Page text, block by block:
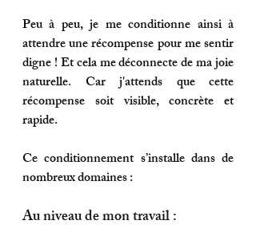
Peu à peu, je me conditionne ainsi à
attendre une récompense pour me sentir
digne ! Et cela me déconnecte de ma joie
naturelle. Car j'attends que cette
récompense soit visible, concrète et
rapide.
Ce conditionnement s’installe dans de
nombreux domaines :
Au niveau de mon travail :